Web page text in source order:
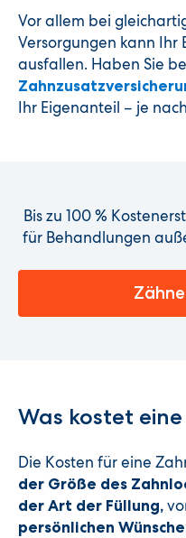
Vor allem bei
Versorgungen kann Ihr
ausfallen. Haben Sie
Ihr Eigenanteil – je
Bis zu 100 %
für Behandlungen
Was kostet
Die Kosten für eine
der Größe des
der Art der Füllung,
persönlichen